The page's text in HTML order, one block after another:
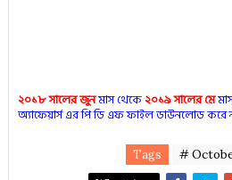
২০১৮ সালের জুনমাস থেকে২০১৯ সালের মে
অ্যাফেয়ার্স এর পি ডি এফ ফাইল ডাউনলোড করে
Tags
#